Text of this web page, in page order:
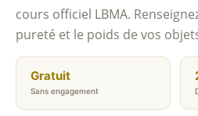
cours officiel LBMA.
pureté et le poids de vos
Gratuit
Sans engagement